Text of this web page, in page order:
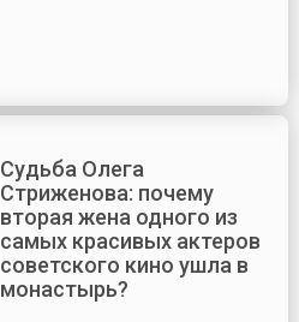
Судьба Олега
Стриженова: почему
вторая жена одного из
самых красивых актеров
советского кино ушла в
монастырь?